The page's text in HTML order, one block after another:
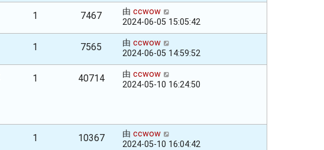
1 7467 由 ccwow
2024-06-05 15:05:42
1 7565 由 ccwow
2024-06-05 14:59:52
1 40714 由 ccwow
2024-05-10 16:24:50
1 10367 由 ccwow
2024-05-10 16:04:42